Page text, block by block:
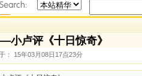
卢评《十日惊奇》
： 15年03月08日17点23分